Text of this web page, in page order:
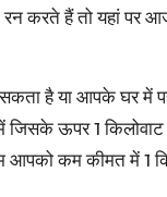
करते हैं तो यहां पर
सकता है या आपके घर
जिसके ऊपर 1
कम कीमत में 1